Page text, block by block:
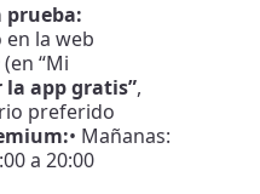
prueba:
en la web
(en “Mi
la app gratis”,
preferido
• Mañanas:
a 20:00